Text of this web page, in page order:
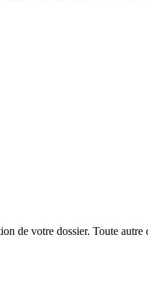
de votre dossier. Toute autre